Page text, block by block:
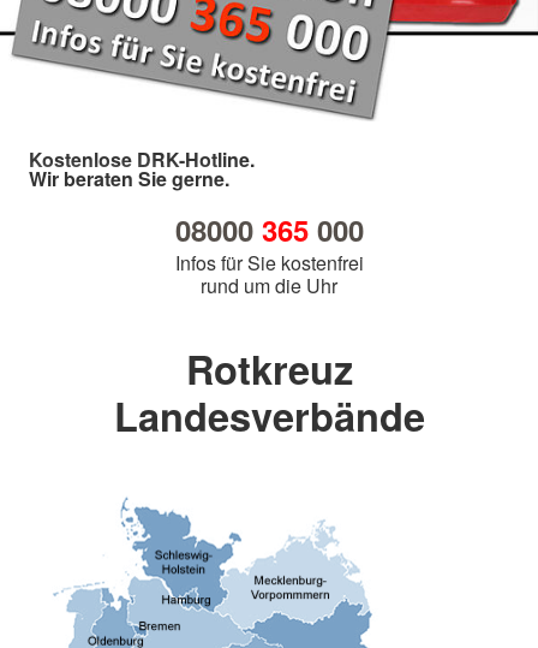
Kostenlose DRK-Hotline.
Wir beraten Sie gerne.
08000 365000
Infos für Sie kostenfrei
rund um die Uhr
Rotkreuz
Landesverbände